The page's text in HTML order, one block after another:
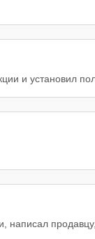
и установил
написал